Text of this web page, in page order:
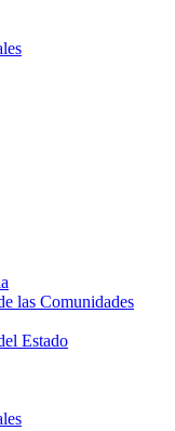
las Comunidades
Estado